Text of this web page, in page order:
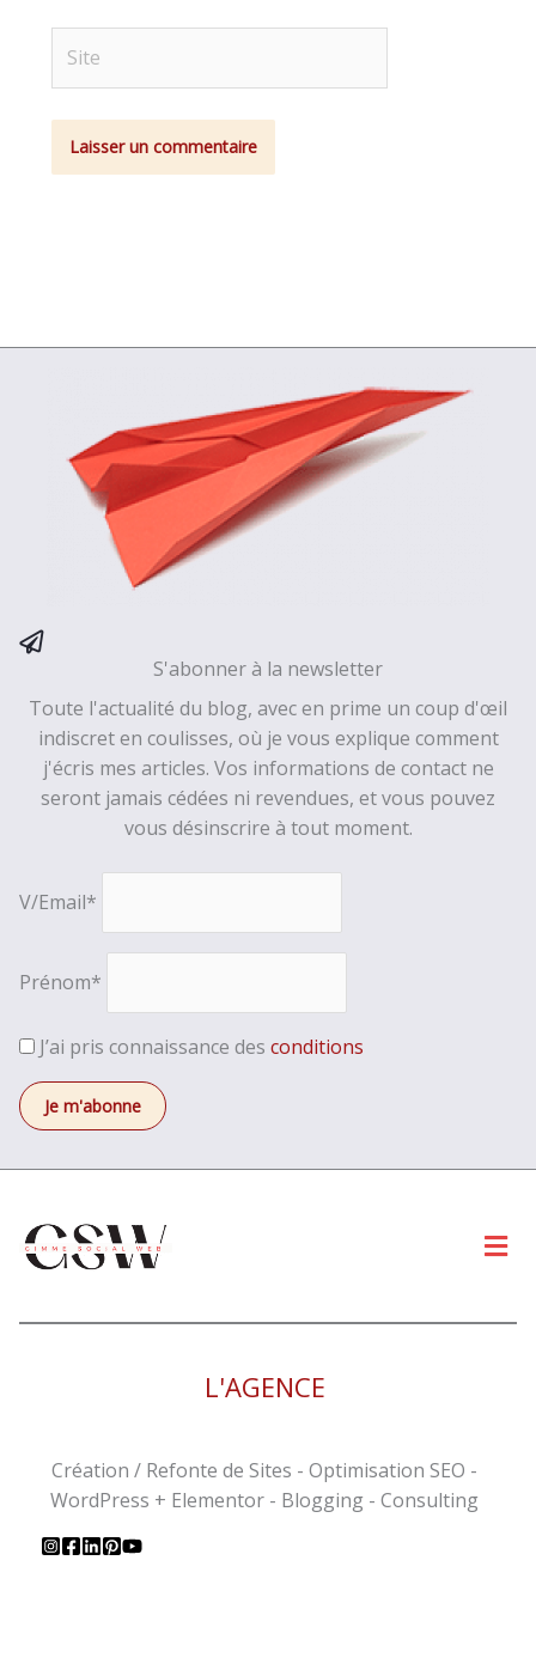
S'abonner à la newsletter
Toute l'actualité du blog, avec en prime un coup d'œil
indiscret en coulisses, où je vous explique comment
j'écris mes articles. Vos informations de contact ne
seront jamais cédées ni revendues, et vous pouvez
vous désinscrire à tout moment.
V/Email*
Prénom*
J’ai pris connaissance des conditions
L'AGENCE
Création / Refonte de Sites - Optimisation SEO -
WordPress + Elementor - Blogging - Consulting